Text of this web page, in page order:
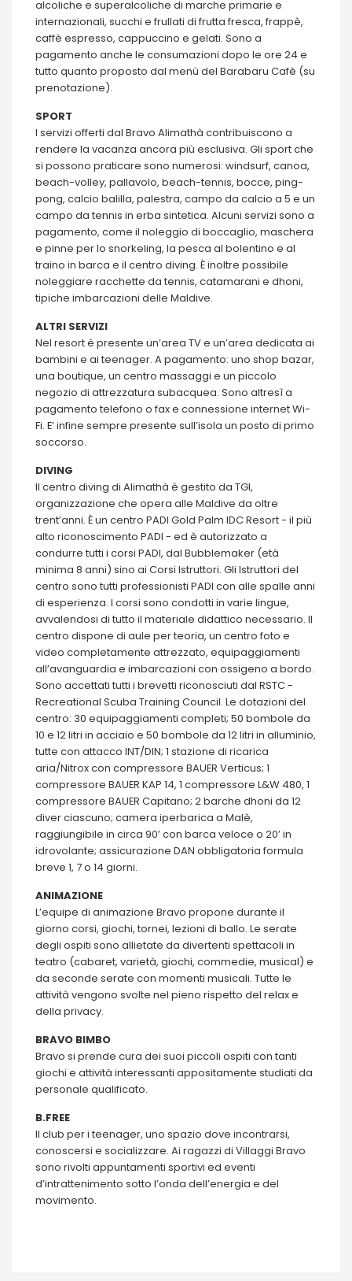
alcoliche e superalcoliche di marche primarie e
internazionali, succhi e frullati di frutta fresca, frappè,
caffè espresso, cappuccino e gelati. Sono a
pagamento anche le consumazioni dopo le ore 24 e
tutto quanto proposto dal menù del Barabaru Cafè (su
prenotazione).
SPORT
I servizi offerti dal Bravo Alimathà contribuiscono a
rendere la vacanza ancora più esclusiva. Gli sport che
si possono praticare sono numerosi: windsurf, canoa,
beach-volley, pallavolo, beach-tennis, bocce, ping-
pong, calcio balilla, palestra, campo da calcio a 5 e un
campo da tennis in erba sintetica. Alcuni servizi sono a
pagamento, come il noleggio di boccaglio, maschera
e pinne per lo snorkeling, la pesca al bolentino e al
traino in barca e il centro diving. È inoltre possibile
noleggiare racchette da tennis, catamarani e dhoni,
tipiche imbarcazioni delle Maldive.
ALTRI SERVIZI
Nel resort è presente un’area TV e un’area dedicata ai
bambini e ai teenager. A pagamento: uno shop bazar,
una boutique, un centro massaggi e un piccolo
negozio di attrezzatura subacquea. Sono altresì a
pagamento telefono o fax e connessione internet Wi-
Fi. E’ infine sempre presente sull’isola un posto di primo
soccorso.
DIVING
ll centro diving di Alimathà è gestito da TGI,
organizzazione che opera alle Maldive da oltre
trent’anni. È un centro PADI Gold Palm IDC Resort - il più
alto riconoscimento PADI - ed è autorizzato a
condurre tutti i corsi PADI, dal Bubblemaker (età
minima 8 anni) sino ai Corsi Istruttori. Gli Istruttori del
centro sono tutti professionisti PADI con alle spalle anni
di esperienza. I corsi sono condotti in varie lingue,
avvalendosi di tutto il materiale didattico necessario. Il
centro dispone di aule per teoria, un centro foto e
video completamente attrezzato, equipaggiamenti
all’avanguardia e imbarcazioni con ossigeno a bordo.
Sono accettati tutti i brevetti riconosciuti dal RSTC -
Recreational Scuba Training Council. Le dotazioni del
centro: 30 equipaggiamenti completi; 50 bombole da
10 e 12 litri in acciaio e 50 bombole da 12 litri in alluminio,
tutte con attacco INT/DIN; 1 stazione di ricarica
aria/Nitrox con compressore BAUER Verticus; 1
compressore BAUER KAP 14, 1 compressore L&W 480, 1
compressore BAUER Capitano; 2 barche dhoni da 12
diver ciascuno; camera iperbarica a Malè,
raggiungibile in circa 90’ con barca veloce o 20’ in
idrovolante; assicurazione DAN obbligatoria formula
breve 1, 7 o 14 giorni.
ANIMAZIONE
L’equipe di animazione Bravo propone durante il
giorno corsi, giochi, tornei, lezioni di ballo. Le serate
degli ospiti sono allietate da divertenti spettacoli in
teatro (cabaret, varietà, giochi, commedie, musical) e
da seconde serate con momenti musicali. Tutte le
attività vengono svolte nel pieno rispetto del relax e
della privacy.
BRAVO BIMBO
Bravo si prende cura dei suoi piccoli ospiti con tanti
giochi e attività interessanti appositamente studiati da
personale qualificato.
B.FREE
Il club per i teenager, uno spazio dove incontrarsi,
conoscersi e socializzare. Ai ragazzi di Villaggi Bravo
sono rivolti appuntamenti sportivi ed eventi
d’intrattenimento sotto l’onda dell’energia e del
movimento.